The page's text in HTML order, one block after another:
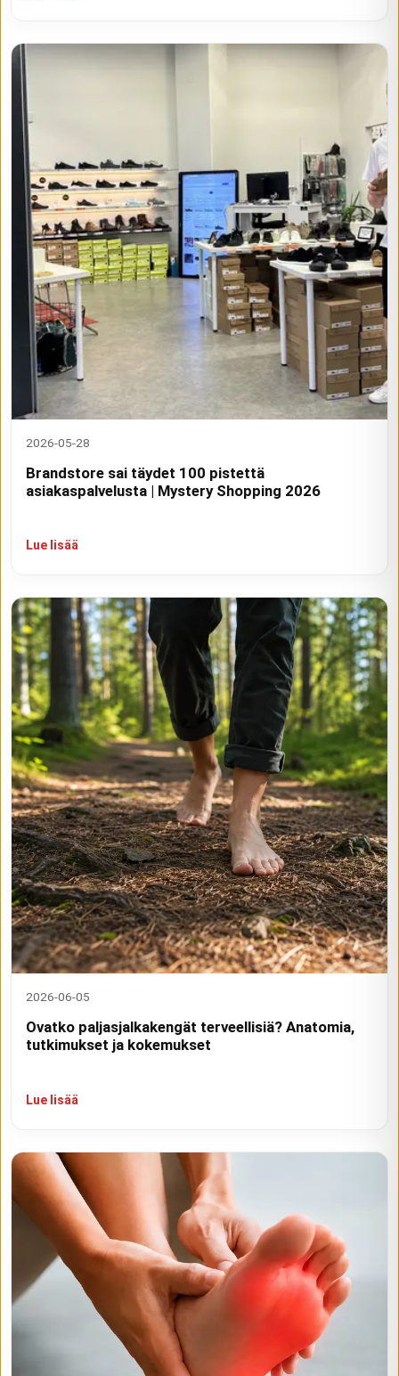
2026-05-28
Brandstore sai täydet 100 pistettä
asiakaspalvelusta | Mystery Shopping 2026
Lue lisää
2026-06-05
Ovatko paljasjalkakengät terveellisiä? Anatomia,
tutkimukset ja kokemukset
Lue lisää